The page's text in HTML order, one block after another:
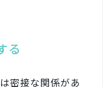
る
密接な関係があ